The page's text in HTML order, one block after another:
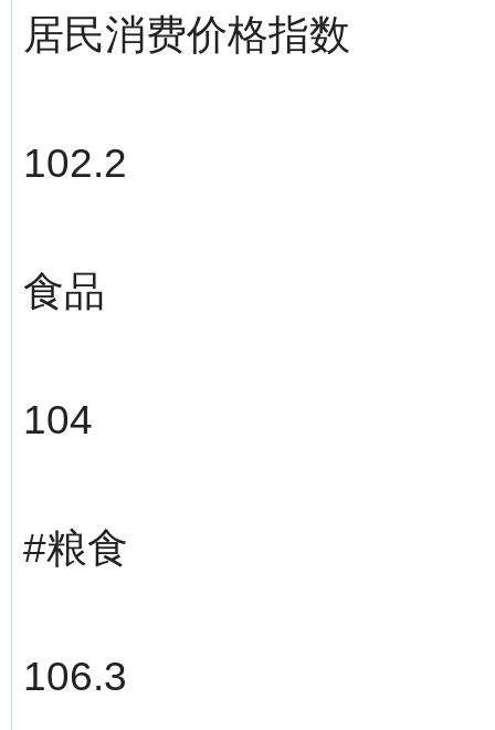
居民消费价格指数
102.2
食品
104
#粮食
106.3